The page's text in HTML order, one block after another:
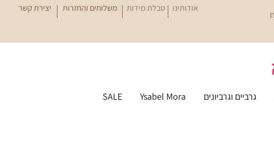
יצירת קשר משלוחים והחזרות טבלת מידות אודותינו
גרביים וגרביונים Ysabel Mora
SALE